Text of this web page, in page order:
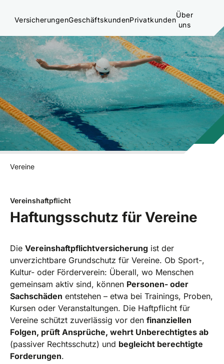
VersicherungenGeschäftskundenPrivatkunden
Über
uns
Vereine
Vereinshaftpflicht
Haftungsschutz für Vereine
Die Vereinshaftpflichtversicherung ist der
unverzichtbare Grundschutz für Vereine. Ob Sport-,
Kultur- oder Förderverein: Überall, wo Menschen
gemeinsam aktiv sind, können Personen- oder
Sachschäden entstehen – etwa bei Trainings, Proben,
Kursen oder Veranstaltungen. Die Haftpflicht für
Vereine schützt zuverlässig vor den finanziellen
Folgen, prüft Ansprüche, wehrt Unberechtigtes ab
(passiver Rechtsschutz) und begleicht berechtigte
Forderungen.